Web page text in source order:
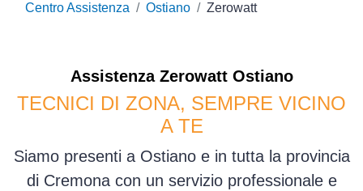
Centro Assistenza Ostiano Zerowatt
Assistenza ZerowattOstiano
TECNICI DI ZONA, SEMPRE VICINO
A TE
Siamo presenti a Ostiano e in tutta la provincia
di Cremona con un servizio professionale e